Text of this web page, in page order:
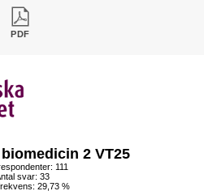
PDF
2 VT25
111
svar: 33
29,73 %